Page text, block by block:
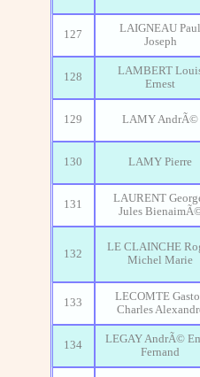
127
LAIGNEAU Paul
Joseph
128
LAMBERT
Ernest
129 LAMY AndrÃ©
130 LAMY Pierre
131
LAURENT
Jules
132
LE CLAINCHE
Michel Marie
133
LECOMTE
Charles
134
LEGAY AndrÃ©
Fernand